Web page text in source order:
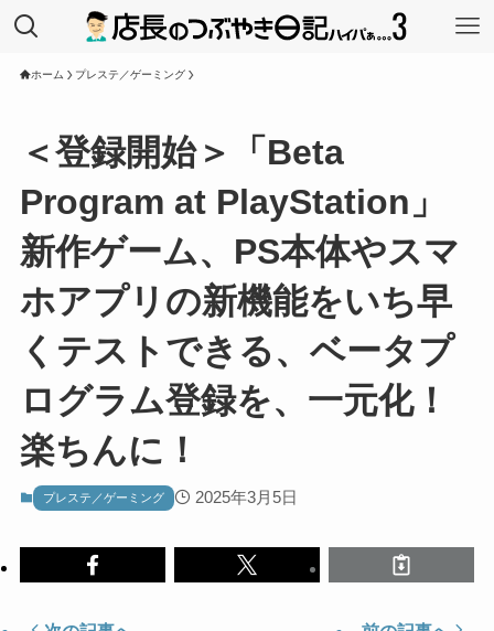
ホーム プレステ／ゲーミング
＜登録開始＞「Beta
Program at PlayStation」
新作ゲーム、PS本体やスマ
ホアプリの新機能をいち早
くテストできる、ベータプ
ログラム登録を、一元化！
楽ちんに！
プレステ／ゲーミング 2025年3月5日